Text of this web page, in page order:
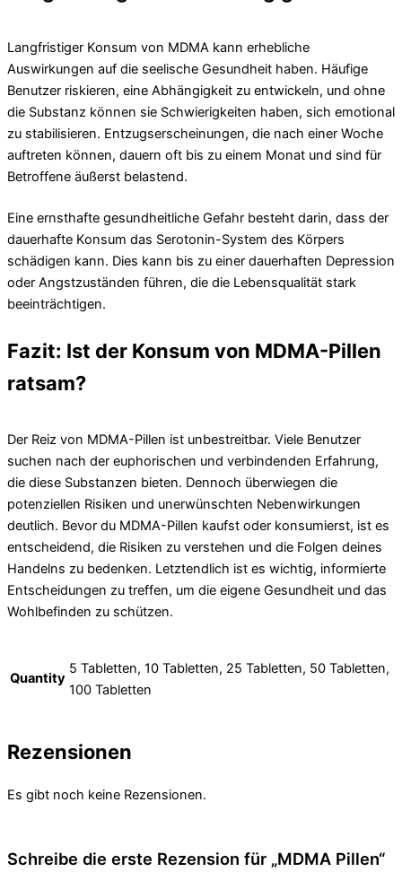
Langfristiger Konsum von MDMA kann erhebliche
Auswirkungen auf die seelische Gesundheit haben. Häufige
Benutzer riskieren, eine Abhängigkeit zu entwickeln, und ohne
die Substanz können sie Schwierigkeiten haben, sich emotional
zu stabilisieren. Entzugserscheinungen, die nach einer Woche
auftreten können, dauern oft bis zu einem Monat und sind für
Betroffene äußerst belastend.
Eine ernsthafte gesundheitliche Gefahr besteht darin, dass der
dauerhafte Konsum das Serotonin-System des Körpers
schädigen kann. Dies kann bis zu einer dauerhaften Depression
oder Angstzuständen führen, die die Lebensqualität stark
beeinträchtigen.
Fazit: Ist der Konsum von MDMA-Pillen
ratsam?
Der Reiz von MDMA-Pillen ist unbestreitbar. Viele Benutzer
suchen nach der euphorischen und verbindenden Erfahrung,
die diese Substanzen bieten. Dennoch überwiegen die
potenziellen Risiken und unerwünschten Nebenwirkungen
deutlich. Bevor du MDMA-Pillen kaufst oder konsumierst, ist es
entscheidend, die Risiken zu verstehen und die Folgen deines
Handelns zu bedenken. Letztendlich ist es wichtig, informierte
Entscheidungen zu treffen, um die eigene Gesundheit und das
Wohlbefinden zu schützen.
Quantity
5 Tabletten, 10 Tabletten, 25 Tabletten, 50 Tabletten,
100 Tabletten
Rezensionen
Es gibt noch keine Rezensionen.
Schreibe die erste Rezension für „MDMA Pillen“